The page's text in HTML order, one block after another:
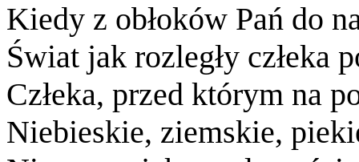
Kiedy z obłoków Pań do
Świat jak rozległy człeka
Człeka, przed którym na
Niebieskie, ziemskie,